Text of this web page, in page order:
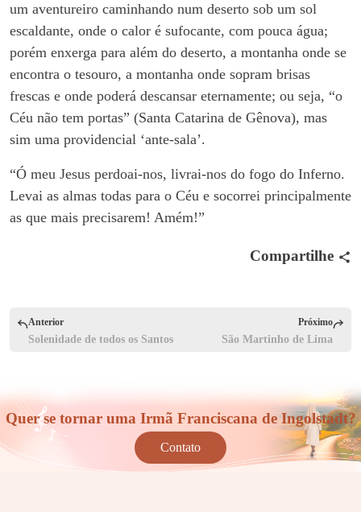
um aventureiro caminhando num deserto sob um sol
escaldante, onde o calor é sufocante, com pouca água;
porém enxerga para além do deserto, a montanha onde se
encontra o tesouro, a montanha onde sopram brisas
frescas e onde poderá descansar eternamente; ou seja, “o
Céu não tem portas” (Santa Catarina de Gênova), mas
sim uma providencial ‘ante-sala’.
“Ó meu Jesus perdoai-nos, livrai-nos do fogo do Inferno.
Levai as almas todas para o Céu e socorrei principalmente
as que mais precisarem! Amém!”
Compartilhe
Anterior
Solenidade de todos os Santos
Próximo
São Martinho de Lima
Quer se tornar uma Irmã Franciscana de Ingolstadt?
Contato